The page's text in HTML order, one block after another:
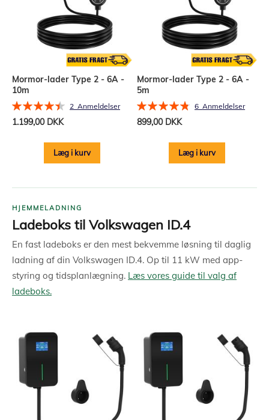
Mormor-lader Type 2 - 6A -
10m
Bedømmelse:
90%
2 Anmeldelser
1.199,00 DKK
Læg i kurv
Mormor-lader Type 2 - 6A -
5m
Bedømmelse:
97%
6Anmeldelser
899,00 DKK
Læg i kurv
HJEMMELADNING
Ladeboks til Volkswagen ID.4
En fast ladeboks er den mest bekvemme løsning til daglig
ladning af din Volkswagen ID.4. Op til 11 kW med app-
styring og tidsplanlægning. Læs vores guide til valg af
ladeboks.